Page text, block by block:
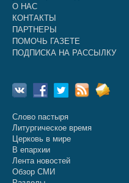
О НАС
КОНТАКТЫ
ПАРТНЕРЫ
ПОМОЧЬ ГАЗЕТЕ
ПОДПИСКА НА РАССЫЛКУ
Слово пастыря
Литургическое время
Церковь в мире
В епархии
Лента новостей
Обзор СМИ